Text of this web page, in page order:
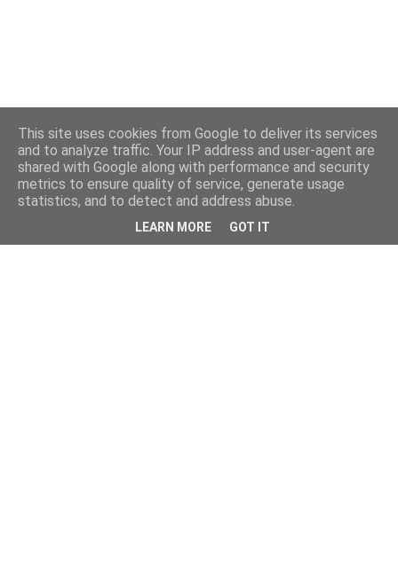
This site uses cookies from Google to deliver its services
and to analyze traffic. Your IP address and user-agent are
shared with Google along with performance and security
metrics to ensure quality of service, generate usage
statistics, and to detect and address abuse.
LEARN MORE GOT IT